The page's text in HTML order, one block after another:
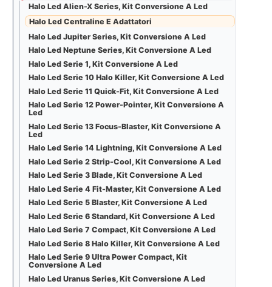
Halo Led Alien-X Series, Kit Conversione A Led
Halo Led Centraline E Adattatori
Halo Led Jupiter Series, Kit Conversione A Led
Halo Led Neptune Series, Kit Conversione A Led
Halo Led Serie 1, Kit Conversione A Led
Halo Led Serie 10 Halo Killer, Kit Conversione A Led
Halo Led Serie 11 Quick-Fit, Kit Conversione A Led
Halo Led Serie 12 Power-Pointer, Kit Conversione A
Led
Halo Led Serie 13 Focus-Blaster, Kit Conversione A
Led
Halo Led Serie 14 Lightning, Kit Conversione A Led
Halo Led Serie 2 Strip-Cool, Kit Conversione A Led
Halo Led Serie 3 Blade, Kit Conversione A Led
Halo Led Serie 4 Fit-Master, Kit Conversione A Led
Halo Led Serie 5 Blaster, Kit Conversione A Led
Halo Led Serie 6 Standard, Kit Conversione A Led
Halo Led Serie 7 Compact, Kit Conversione A Led
Halo Led Serie 8 Halo Killer, Kit Conversione A Led
Halo Led Serie 9 Ultra Power Compact, Kit
Conversione A Led
Halo Led Uranus Series, Kit Conversione A Led